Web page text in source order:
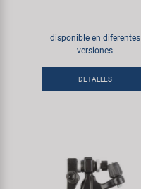
disponible en diferentes
versiones
DETALLES